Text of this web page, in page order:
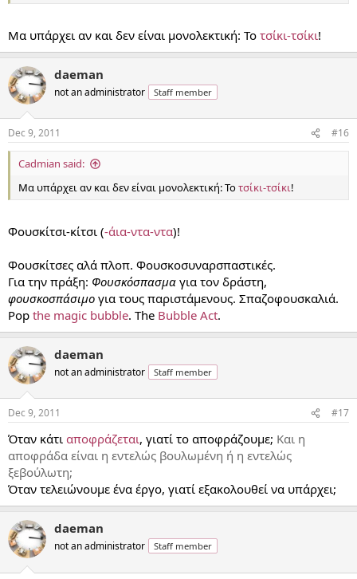
Μα υπάρχει αν και δεν είναι μονολεκτική: Το τσίκι-τσίκι!
daeman
not an administrator Staff member
Dec 9, 2011 #16
Cadmian said:
Μα υπάρχει αν και δεν είναι μονολεκτική: Τοτσίκι-τσίκι!
Φουσκίτσι-κίτσι (-άια-ντα-ντα)!
Φουσκίτσες αλά πλοπ. Φουσκοσυναρσπαστικές.
Για την πράξη: Φουσκόσπασμα για τον δράστη,
φουσκοσπάσιμο για τους παριστάμενους. Σπαζοφουσκαλιά.
Pop the magic bubble. The Bubble Act.
daeman
not an administrator Staff member
Dec 9, 2011 #17
Όταν κάτι αποφράζεται, γιατί το αποφράζουμε; Και η
αποφράδα είναι η εντελώς βουλωμένη ή η εντελώς
ξεβούλωτη;
Όταν τελειώνουμε ένα έργο, γιατί εξακολουθεί να υπάρχει;
daeman
not an administrator Staff member